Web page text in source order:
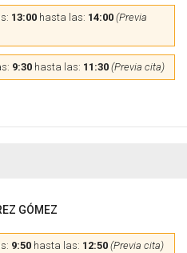
13:00 hasta las: 14:00 (Previa
9:30 hasta las: 11:30 (Previa cita)
GÓMEZ
9:50 hasta las: 12:50 (Previa cita)